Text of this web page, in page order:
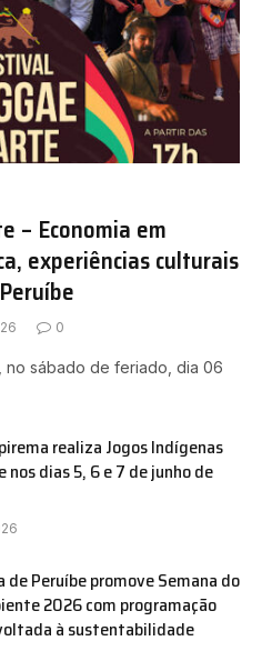
– Economia em
experiências culturais
0
sábado de feriado, dia 06
realiza Jogos Indígenas
nos dias 5, 6 e 7 de junho de
Peruíbe promove Semana do
2026 com programação
à sustentabilidade